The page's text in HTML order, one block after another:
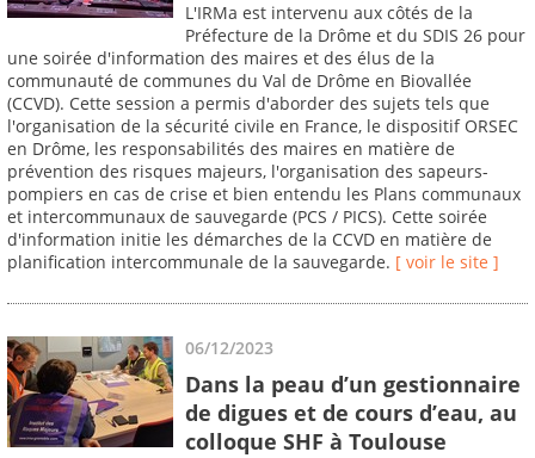
L'IRMa est intervenu aux côtés de la
Préfecture de la Drôme et du SDIS 26 pour
une soirée d'information des maires et des élus de la
communauté de communes du Val de Drôme en Biovallée
(CCVD). Cette session a permis d'aborder des sujets tels que
l'organisation de la sécurité civile en France, le dispositif ORSEC
en Drôme, les responsabilités des maires en matière de
prévention des risques majeurs, l'organisation des sapeurs-
pompiers en cas de crise et bien entendu les Plans communaux
et intercommunaux de sauvegarde (PCS / PICS). Cette soirée
d'information initie les démarches de la CCVD en matière de
planification intercommunale de la sauvegarde. [ voir le site ]
06/12/2023
Dans la peau d’un gestionnaire
de digues et de cours d’eau, au
colloque SHF à Toulouse